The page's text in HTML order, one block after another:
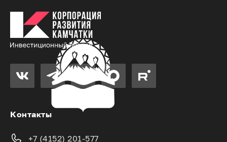
Контакты
+7 (4152) 201-577